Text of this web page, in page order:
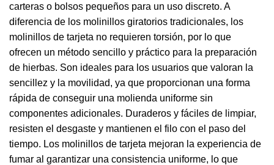
carteras o bolsos pequeños para un uso discreto. A
diferencia de los molinillos giratorios tradicionales, los
molinillos de tarjeta no requieren torsión, por lo que
ofrecen un método sencillo y práctico para la preparación
de hierbas. Son ideales para los usuarios que valoran la
sencillez y la movilidad, ya que proporcionan una forma
rápida de conseguir una molienda uniforme sin
componentes adicionales. Duraderos y fáciles de limpiar,
resisten el desgaste y mantienen el filo con el paso del
tiempo. Los molinillos de tarjeta mejoran la experiencia de
fumar al garantizar una consistencia uniforme, lo que